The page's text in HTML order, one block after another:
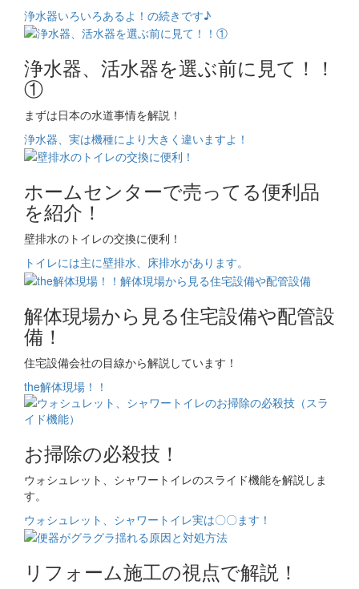
浄水器いろいろあるよ！の続きです♪
浄水器、活水器を選ぶ前に見て！！
①
まずは日本の水道事情を解説！
浄水器、実は機種により大きく違いますよ！
ホームセンターで売ってる便利品
を紹介！
壁排水のトイレの交換に便利！
トイレには主に壁排水、床排水があります。
解体現場から見る住宅設備や配管設
備！
住宅設備会社の目線から解説しています！
the解体現場！！
お掃除の必殺技！
ウォシュレット、シャワートイレのスライド機能を解説しま
す。
ウォシュレット、シャワートイレ実は〇〇ます！
リフォーム施工の視点で解説！